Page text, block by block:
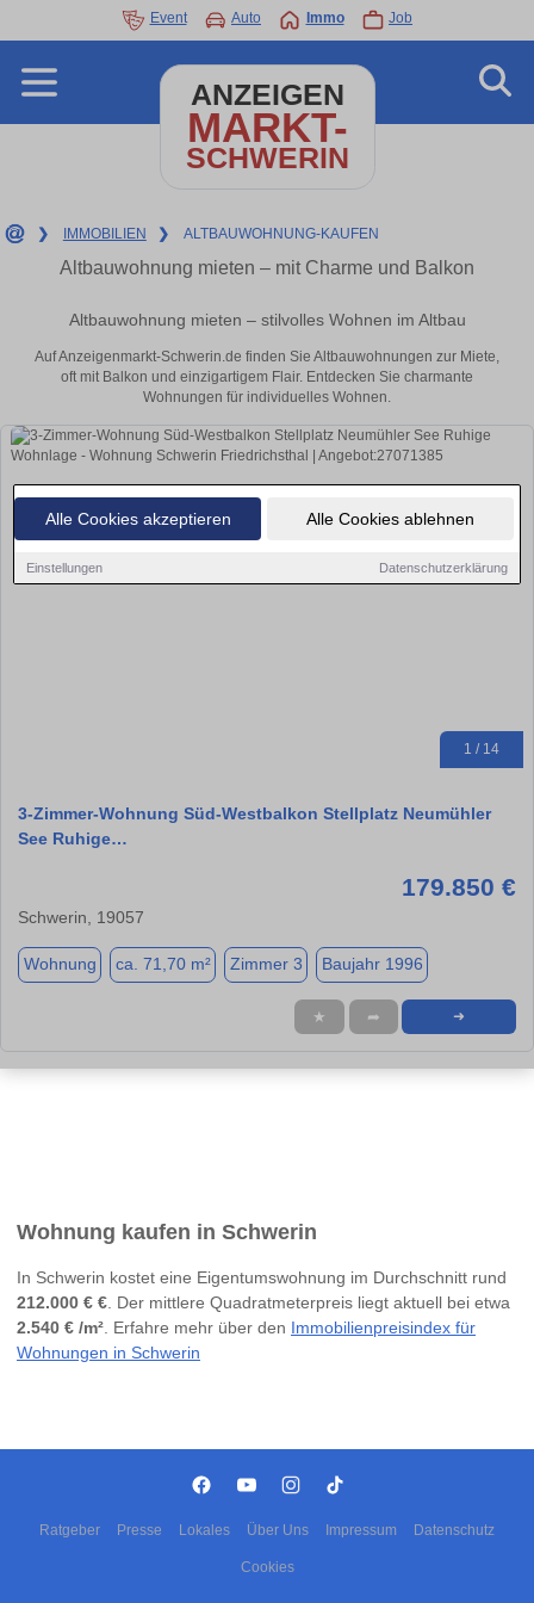
Alle Cookies akzeptieren Alle Cookies ablehnen
Einstellungen Datenschutzerklärung
Event Auto Immo Job
ANZEIGEN
MARKT-
SCHWERIN
❯ IMMOBILIEN ❯ ALTBAUWOHNUNG-KAUFEN
Altbauwohnung mieten – mit Charme und Balkon
Altbauwohnung mieten – stilvolles Wohnen im Altbau
Auf Anzeigenmarkt-Schwerin.de finden Sie Altbauwohnungen zur Miete,
oft mit Balkon und einzigartigem Flair. Entdecken Sie charmante
Wohnungen für individuelles Wohnen.
1 / 14
3-Zimmer-Wohnung Süd-Westbalkon Stellplatz Neumühler
See Ruhige…
179.850 €
Schwerin, 19057
Wohnung ca. 71,70 m² Zimmer 3 Baujahr 1996
★ ➦ ➜
Wohnung kaufen in Schwerin
In Schwerin kostet eine Eigentumswohnung im Durchschnitt rund
212.000 € € . Der mittlere Quadratmeterpreis liegt aktuell bei etwa
2.540 € /m² . Erfahre mehr über den Immobilienpreisindex für
Wohnungen in Schwerin
Ratgeber Presse Lokales Über Uns Impressum Datenschutz
Cookies